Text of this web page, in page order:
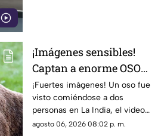
¡Imágenes sensibles!
Captan a enorme OSO
devorándose a dos
hermanos; filtran
VIDEO
¡Fuertes imágenes! Un oso fue
visto comiéndose a dos
personas en La India, el video
se ha vuelto viral en redes.
agosto 06, 2026 08:02 p. m.